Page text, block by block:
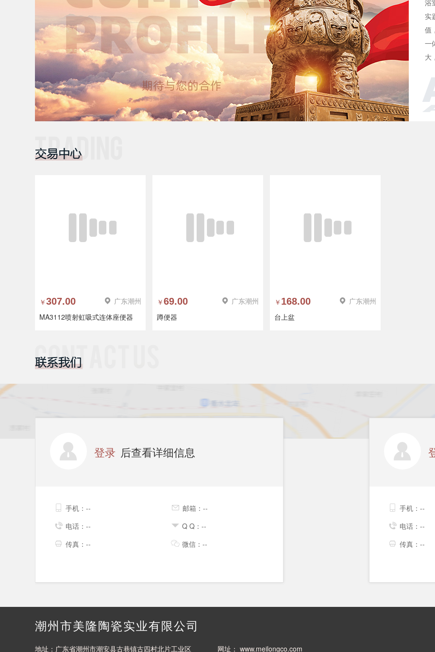
浴
实
值
一
大
￥307.00
广东潮州
MA3112喷射虹吸式连体座便器
￥69.00
广东潮州
蹲便器
￥ 168.00
广东潮州
台上盆
登录 后查看详细信息
手机：--
邮箱：--
电话：--
Q Q：--
传真：--
微信：--
手机：--
电话：--
传真：--
潮州市美隆陶瓷实业有限公司
地址：广东省潮州市潮安县古巷镇古四村北片工业区 网址： www.meilongco.com